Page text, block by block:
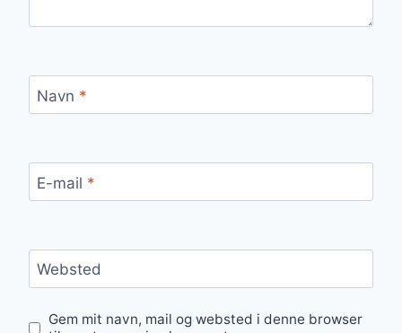
Navn *
E-mail *
Websted
Gem mit navn, mail og websted i denne browser